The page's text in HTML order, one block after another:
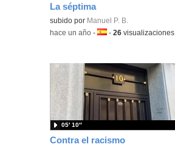
La séptima
Contenido educativo.
subido por Manuel P. B.
-hace un año -Idioma:
-26 visualizaciones
Contra el racismo
05′ 10″